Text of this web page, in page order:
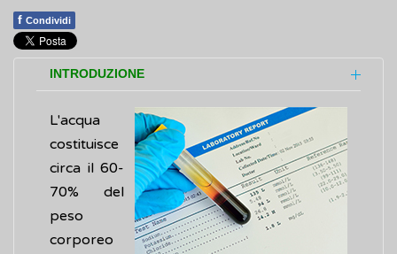
f Condividi
INTRODUZIONE
L'acqua
costituisce
circa il 60-
70% del
peso
corporeo